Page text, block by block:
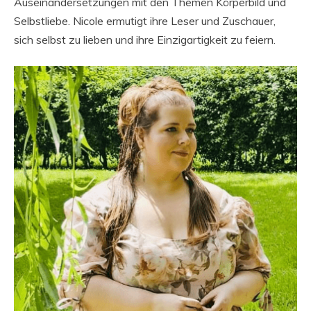
Selbstliebe. Nicole ermutigt ihre Leser und Zuschauer,
sich selbst zu lieben und ihre Einzigartigkeit zu feiern.